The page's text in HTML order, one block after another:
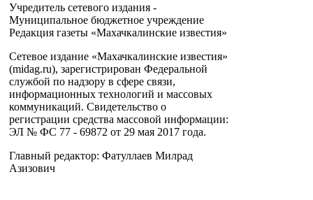
Учредитель сетевого издания -
Муниципальное бюджетное учреждение
Редакция газеты «Махачкалинские известия»
Сетевое издание «Махачкалинские известия»
(midag.ru), зарегистрирован Федеральной
службой по надзору в сфере связи,
информационных технологий и массовых
коммуникаций. Свидетельство о
регистрации средства массовой информации:
ЭЛ № ФС 77 - 69872 от 29 мая 2017 года.
Главный редактор: Фатуллаев Милрад
Азизович